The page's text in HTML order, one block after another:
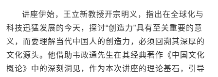
讲座伊始，王立新教授开宗明义，指出在全球化与
科技迅猛发展的今天，探讨“创造力”具有至关重要的意
义，而要理解当代中国人的创造力，必须回溯其深厚的
文化源头。他借助韦政通先生在其经典著作《中国文化
概论》中的深刻洞见，作为本次讲座的理论基石，引导